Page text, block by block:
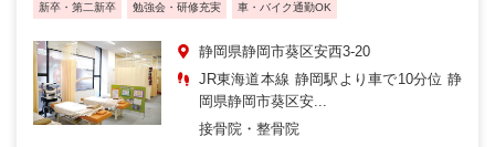
新卒・第二新卒 勉強会・研修充実 車・バイク通勤OK
静岡県静岡市葵区安西3‐20
JR東海道本線 静岡駅より車で10分位 静
岡県静岡市葵区安...
接骨院・整骨院